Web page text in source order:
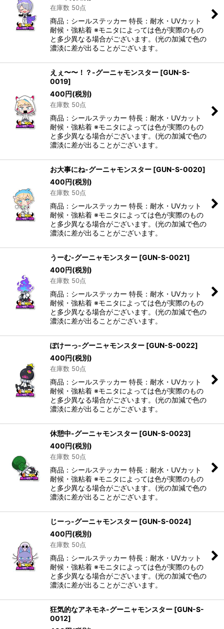
在庫数 50点
商品：シールステッカー 特長：耐水・UVカット
耐候・強粘着 ※モニタによっては色が実際のもの
と多少異なる場合がございます。(光の加減で色の
濃淡に差が出ることがございます。
えぇ〜〜！？-グーニャモンスター [GUN-S-
0019]
400円(税別)
在庫数 50点
商品：シールステッカー 特長：耐水・UVカット
耐候・強粘着 ※モニタによっては色が実際のもの
と多少異なる場合がございます。(光の加減で色の
濃淡に差が出ることがございます。
お大事にね-グーニャモンスター [GUN-S-0020]
400円(税別)
在庫数 50点
商品：シールステッカー 特長：耐水・UVカット
耐候・強粘着 ※モニタによっては色が実際のもの
と多少異なる場合がございます。(光の加減で色の
濃淡に差が出ることがございます。
うーむ-グーニャモンスター [GUN-S-0021]
400円(税別)
在庫数 50点
商品：シールステッカー 特長：耐水・UVカット
耐候・強粘着 ※モニタによっては色が実際のもの
と多少異なる場合がございます。(光の加減で色の
濃淡に差が出ることがございます。
ぽけーっ-グーニャモンスター [GUN-S-0022]
400円(税別)
在庫数 50点
商品：シールステッカー 特長：耐水・UVカット
耐候・強粘着 ※モニタによっては色が実際のもの
と多少異なる場合がございます。(光の加減で色の
濃淡に差が出ることがございます。
休憩中-グーニャモンスター [GUN-S-0023]
400円(税別)
在庫数 50点
商品：シールステッカー 特長：耐水・UVカット
耐候・強粘着 ※モニタによっては色が実際のもの
と多少異なる場合がございます。(光の加減で色の
濃淡に差が出ることがございます。
じーっ-グーニャモンスター [GUN-S-0024]
400円(税別)
在庫数 50点
商品：シールステッカー 特長：耐水・UVカット
耐候・強粘着 ※モニタによっては色が実際のもの
と多少異なる場合がございます。(光の加減で色の
濃淡に差が出ることがございます。
狂気的なアネモネ-グーニャモンスター [GUN-S-
0012]